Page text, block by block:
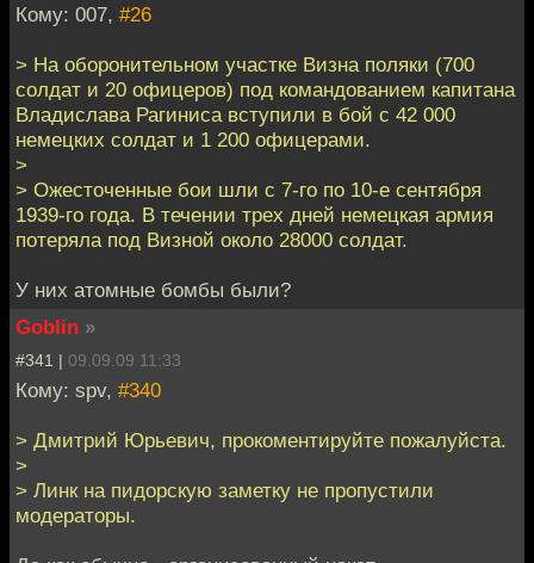
Кому: 007, #26
> На оборонительном участке Визна поляки (700
солдат и 20 офицеров) под командованием капитана
Владислава Рагиниса вступили в бой с 42 000
немецких солдат и 1 200 офицерами.
>
> Ожесточенные бои шли с 7-го по 10-е сентября
1939-го года. В течении трех дней немецкая армия
потеряла под Визной около 28000 солдат.
У них атомные бомбы были?
Goblin »
#341 | 09.09.09 11:33
Кому: spv, #340
> Дмитрий Юрьевич, прокоментируйте пожалуйста.
>
> Линк на пидорскую заметку не пропустили
модераторы.